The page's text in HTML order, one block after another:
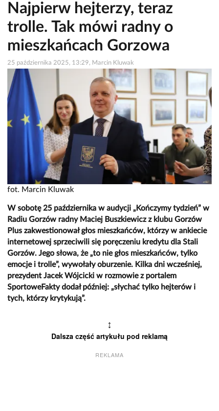
Najpierw hejterzy, teraz
trolle. Tak mówi radny o
mieszkańcach Gorzowa
25 października 2025, 13:29, Marcin Kluwak
fot. Marcin Kluwak
W sobotę 25 października w audycji „Kończymy tydzień” w
Radiu Gorzów radny Maciej Buszkiewicz z klubu Gorzów
Plus zakwestionował głos mieszkańców, którzy w ankiecie
internetowej sprzeciwili się poręczeniu kredytu dla Stali
Gorzów. Jego słowa, że „to nie głos mieszkańców, tylko
emocje i trolle”, wywołały oburzenie. Kilka dni wcześniej,
prezydent Jacek Wójcicki w rozmowie z portalem
SportoweFakty dodał później: „słychać tylko hejterów i
tych, którzy krytykują”.
↕
Dalsza część artykułu pod reklamą
REKLAMA